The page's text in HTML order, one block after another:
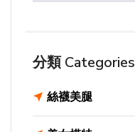
分類 Categories
絲襪美腿